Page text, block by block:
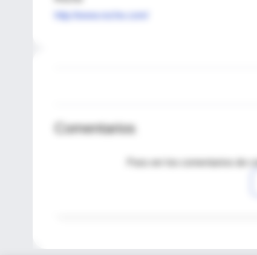
Comentarios
Para ver los comentarios de